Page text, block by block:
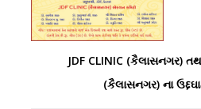
JDF CLINIC (કૈલાસનગર)
(કૈલાસનગર) ના